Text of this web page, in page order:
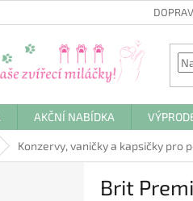
AKČNÍ NABÍDKA
Konzervy, vaničky a kapsičky pro
Brit